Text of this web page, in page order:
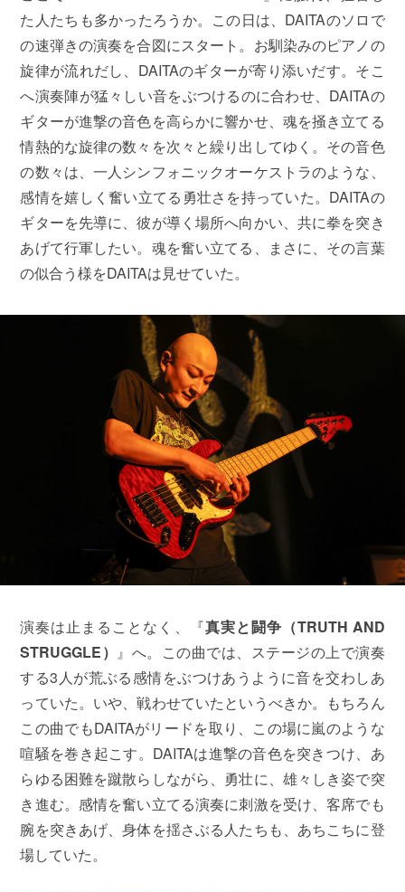
た人たちも多かったろうか。この日は、DAITAのソロで
の速弾きの演奏を合図にスタート。お馴染みのピアノの
旋律が流れだし、DAITAのギターが寄り添いだす。そこ
へ演奏陣が猛々しい音をぶつけるのに合わせ、DAITAの
ギターが進撃の音色を高らかに響かせ、魂を掻き立てる
情熱的な旋律の数々を次々と繰り出してゆく。その音色
の数々は、一人シンフォニックオーケストラのような、
感情を嬉しく奮い立てる勇壮さを持っていた。DAITAの
ギターを先導に、彼が導く場所へ向かい、共に拳を突き
あげて行軍したい。魂を奮い立てる、まさに、その言葉
の似合う様をDAITAは見せていた。
演奏は止まることなく、『真実と闘争（TRUTH AND
STRUGGLE） 』へ。この曲では、ステージの上で演奏
する3人が荒ぶる感情をぶつけあうように音を交わしあ
っていた。いや、戦わせていたというべきか。もちろん
この曲でもDAITAがリードを取り、この場に嵐のような
喧騒を巻き起こす。DAITAは進撃の音色を突きつけ、あ
らゆる困難を蹴散らしながら、勇壮に、雄々しき姿で突
き進む。感情を奮い立てる演奏に刺激を受け、客席でも
腕を突きあげ、身体を揺さぶる人たちも、あちこちに登
場していた。